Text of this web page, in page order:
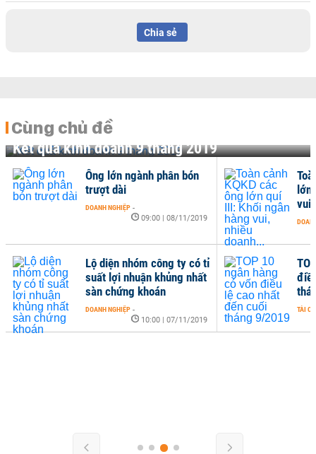
Chia sẻ
Cùng chủ đề
Kết quả kinh doanh 9 tháng 2019
TÀI
Ông lớn ngành phân bón
trượt dài
DOANH NGHIỆP -
09:00 | 08/11/2019
Lộ diện nhóm công ty có tỉ
suất lợi nhuận khủng nhất
sàn chứng khoán
DOANH NGHIỆP -
10:00 | 07/11/2019
lớn